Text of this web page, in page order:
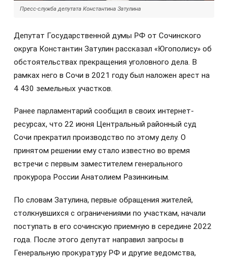
Пресс-служба депутата Константина Затулина
Депутат Государственной думы РФ от Сочинского
округа Константин Затулин рассказал «Югополису» об
обстоятельствах прекращения уголовного дела. В
рамках него в Сочи в 2021 году был наложен арест на
4 430 земельных участков.
Ранее парламентарий сообщил в своих интернет-
ресурсах, что 22 июня Центральный районный суд
Сочи прекратил производство по этому делу. О
принятом решении ему стало известно во время
встречи с первым заместителем генерального
прокурора России Анатолием Разинкиным.
По словам Затулина, первые обращения жителей,
столкнувшихся с ограничениями по участкам, начали
поступать в его сочинскую приемную в середине 2022
года. После этого депутат направил запросы в
Генеральную прокуратуру РФ и другие ведомства,